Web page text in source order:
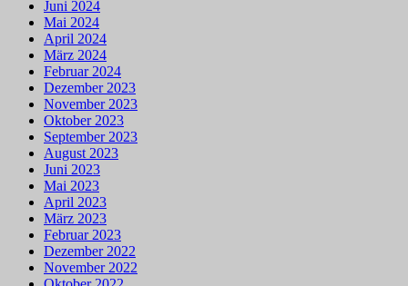
Juni 2024
Mai 2024
April 2024
März 2024
Februar 2024
Dezember 2023
November 2023
Oktober 2023
September 2023
August 2023
Juni 2023
Mai 2023
April 2023
März 2023
Februar 2023
Dezember 2022
November 2022